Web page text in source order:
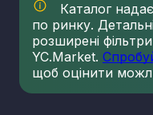
Каталог
по ринку.
розширені
YC.Market.
щоб оцінити